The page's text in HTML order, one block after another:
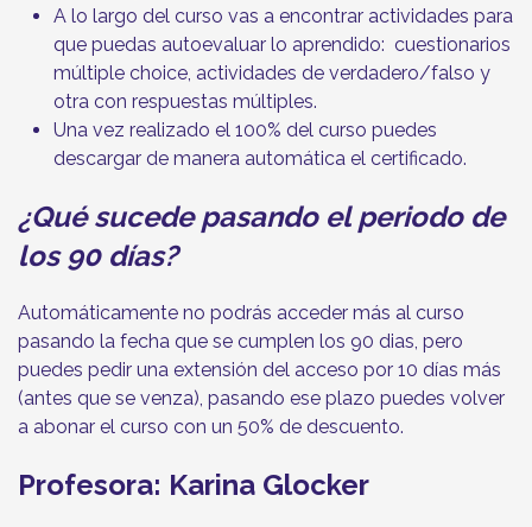
A lo largo del curso vas a encontrar actividades para
que puedas autoevaluar lo aprendido: cuestionarios
múltiple choice, actividades de verdadero/falso y
otra con respuestas múltiples.
Una vez realizado el 100% del curso puedes
descargar de manera automática el certificado.
¿Qué sucede pasando el periodo de
los 90 días?
Automáticamente no podrás acceder más al curso
pasando la fecha que se cumplen los 90 dias, pero
puedes pedir una extensión del acceso por 10 días más
(antes que se venza), pasando ese plazo puedes volver
a abonar el curso con un 50% de descuento.
Profesora: Karina Glocker